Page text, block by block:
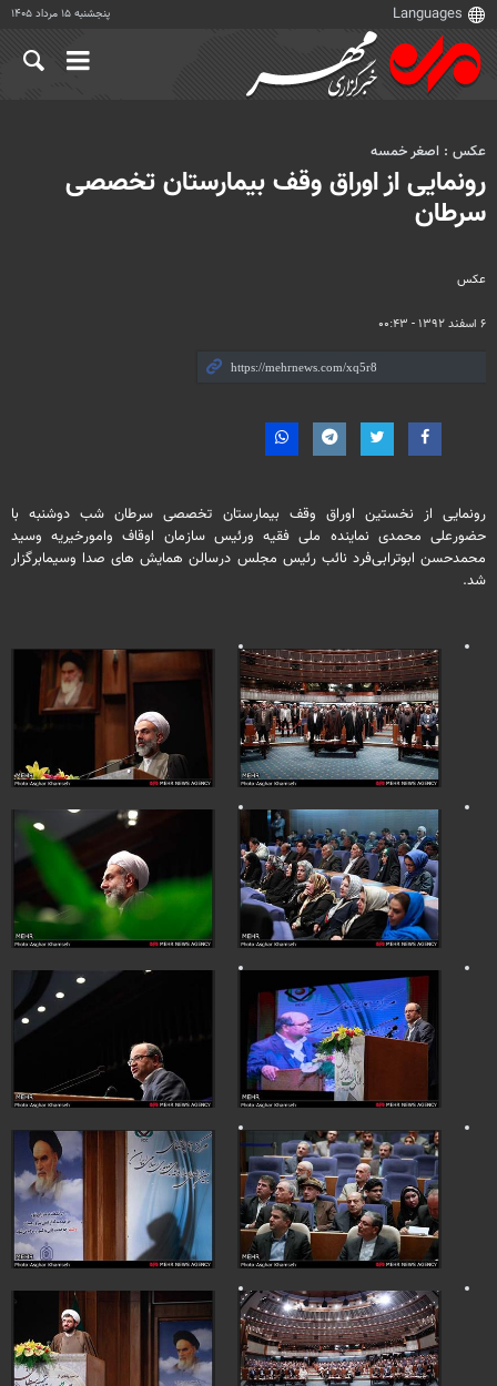
پنجشنبه ۱۵ مرداد ۱۴۰۵
عکس
۶ اسفند ۱۳۹۲ - ۰۰:۴۳
عکس : اصغر خمسه
رونمایی از اوراق وقف بیمارستان تخصصی
سرطان
رونمایی از نخستین اوراق وقف بیمارستان تخصصی سرطان شب دوشنبه با
حضورعلی محمدی نماینده ملی فقیه ورئیس سازمان اوقاف وامورخیریه وسید
محمدحسن ابوترابی‌فرد نائب رئیس مجلس درسالن همایش های صدا وسیمابرگزار
شد.